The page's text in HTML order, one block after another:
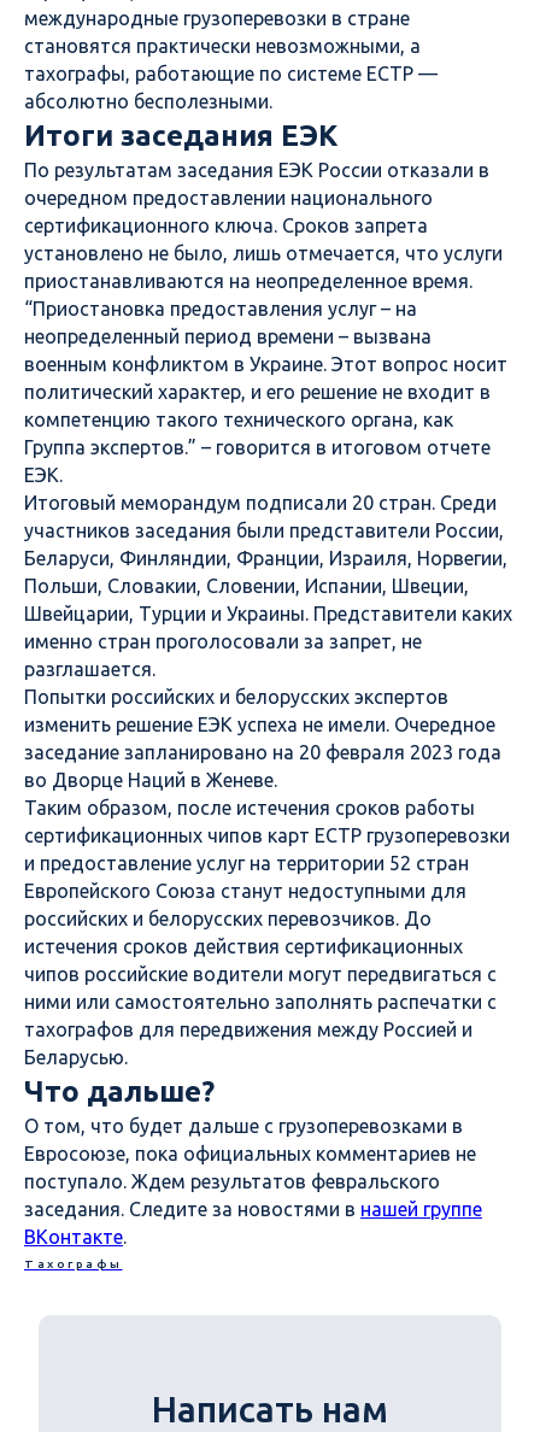
международные грузоперевозки в стране
становятся практически невозможными, а
тахографы, работающие по системе ЕСТР —
абсолютно бесполезными.
Итоги заседания ЕЭК
По результатам заседания ЕЭК России отказали в
очередном предоставлении национального
сертификационного ключа. Сроков запрета
установлено не было, лишь отмечается, что услуги
приостанавливаются на неопределенное время.
“Приостановка предоставления услуг – на
неопределенный период времени – вызвана
военным конфликтом в Украине. Этот вопрос носит
политический характер, и его решение не входит в
компетенцию такого технического органа, как
Группа экспертов.” – говорится в итоговом отчете
ЕЭК.
Итоговый меморандум подписали 20 стран. Среди
участников заседания были представители России,
Беларуси, Финляндии, Франции, Израиля, Норвегии,
Польши, Словакии, Словении, Испании, Швеции,
Швейцарии, Турции и Украины. Представители каких
именно стран проголосовали за запрет, не
разглашается.
Попытки российских и белорусских экспертов
изменить решение ЕЭК успеха не имели. Очередное
заседание запланировано на 20 февраля 2023 года
во Дворце Наций в Женеве.
Таким образом, после истечения сроков работы
сертификационных чипов карт ЕСТР грузоперевозки
и предоставление услуг на территории 52 стран
Европейского Союза станут недоступными для
российских и белорусских перевозчиков. До
истечения сроков действия сертификационных
чипов российские водители могут передвигаться с
ними или самостоятельно заполнять распечатки с
тахографов для передвижения между Россией и
Беларусью.
Что дальше?
О том, что будет дальше с грузоперевозками в
Евросоюзе, пока официальных комментариев не
поступало. Ждем результатов февральского
заседания. Следите за новостями в нашей группе
ВКонтакте.
Тахографы
Написать нам